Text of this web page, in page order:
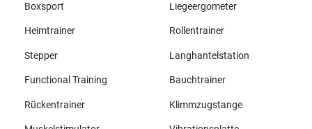
Boxsport Liegeergometer
Heimtrainer Rollentrainer
Stepper Langhantelstation
Functional Training Bauchtrainer
Rückentrainer Klimmzugstange